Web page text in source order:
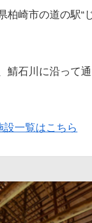
柏崎市の道の駅“
鯖石川に沿って
一覧はこちら